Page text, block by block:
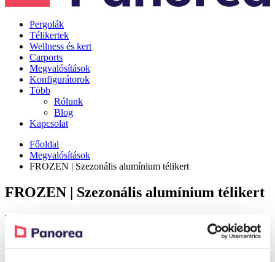
Pergolák
Télikertek
Wellness és kert
Carports
Megvalósítások
Konfigurátorok
Több
Rólunk
Blog
Kapcsolat
Főoldal
Megvalósítások
FROZEN | Szezonális alumínium télikert
FROZEN | Szezonális alumínium télikert
Részlet